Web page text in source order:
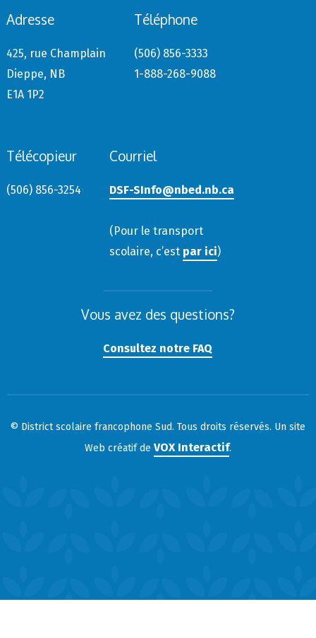
Adresse
425, rue Champlain
Dieppe, NB
E1A 1P2
Téléphone
(506) 856-3333
1-888-268-9088
Télécopieur
(506) 856-3254
Courriel
DSF-SInfo@nbed.nb.ca
(Pour le transport
scolaire, c’est par ici)
Vous avez des questions?
Consultez notre FAQ
© District scolaire francophone Sud. Tous droits réservés. Un site
Web créatif de VOX Interactif.